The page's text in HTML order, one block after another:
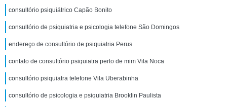
consultório psiquiátrico Capão Bonito
consultório de psiquiatria e psicologia telefone São Domingos
endereço de consultório de psiquiatria Perus
contato de consultório psiquiatra perto de mim Vila Noca
consultório psiquiatra telefone Vila Uberabinha
consultório de psicologia e psiquiatria Brooklin Paulista